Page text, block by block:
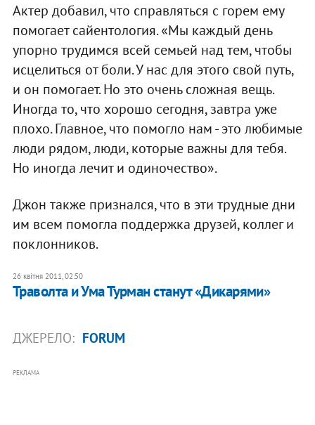
Актер добавил, что справляться с горем ему
помогает сайентология. «Мы каждый день
упорно трудимся всей семьей над тем, чтобы
исцелиться от боли. У нас для этого свой путь,
и он помогает. Но это очень сложная вещь.
Иногда то, что хорошо сегодня, завтра уже
плохо. Главное, что помогло нам - это любимые
люди рядом, люди, которые важны для тебя.
Но иногда лечит и одиночество».
Джон также признался, что в эти трудные дни
им всем помогла поддержка друзей, коллег и
поклонников.
26 квітня 2011, 02:50
Траволта и Ума Турман станут «Дикарями»
ДЖЕРЕЛО: FORUM
РЕКЛАМА